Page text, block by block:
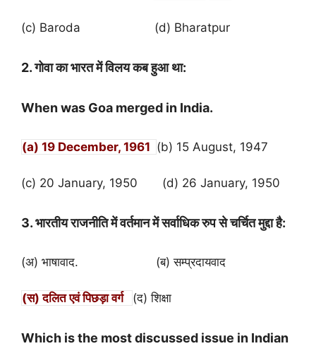
(c) Baroda (d) Bharatpur
2. गोवा का भारत में विलय कब हुआ था:
When was Goa merged in India.
(a) 19 December, 1961 (b) 15 August, 1947
(c) 20 January, 1950 (d) 26 January, 1950
3. भारतीय राजनीति में वर्तमान में सर्वाधिक रुप से चर्चित मुद्दा है:
(अ) भाषावाद. (ब) सम्प्रदायवाद
(स) दलित एवं पिछड़ा वर्ग (द) शिक्षा
Which is the most discussed issue in Indian